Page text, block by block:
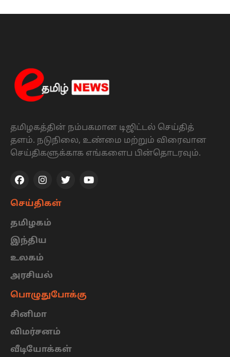
தமிழகத்தின் நம்பகமான டிஜிட்டல் செய்தித்
தளம். நடுநிலை, உண்மை மற்றும் விரைவான
செய்திகளுக்காக எங்களைப பின்தொடரவும்.
செய்திகள்
தமிழகம்
இந்திய
உலகம்
அரசியல்
பொழுதுபோக்கு
சினிமா
விமர்சனம்
வீடியோக்கள்